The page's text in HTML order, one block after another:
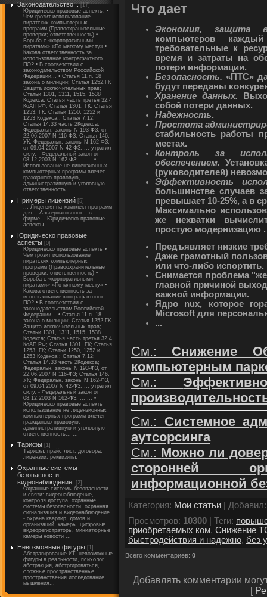
Законодательство... [17]
Юридическо правовые аспекты: •
Чем грозит использование
пиратских компьютерных
программ (Правоохранительные
проверки; ответственность) •
Борьба с «корпоративными
пиратами» «По мягкому месту» •
Какова ответственность за
использование контрафактного
ПО? • В соответствии с
законодательством Российской
Федерации... • Cтатья 11.п. 18
закона о милиции; Статья 1252.ГК
Защита исключительных прав;
Статьи 1301, 1311, 1515, 1538
Кодекса; Статья часть третья 32.4
КоАП РФ; Статья 1301. ГК; Статья
1253. ГК; Статьи 1250, 1252 и
1253 Кодекса.; Статья 7.12;
Статья 14.33 часть 2Кодекса;
Федеральн. законы N 193-ФЗ, от
22.06.2007 N 116-ФЗ; Статья 146.
УК; Федеральн. законы N 162-ФЗ,
от 09.04.2007 N 42-ФЗ; ... утратил
силу. - Федеральный закон от
08.12.2003 N 162-ФЗ; ... ... •
Использование не лицензионных
компьютерных программ влечет
гражданско-правовую,
административную и уголовную
ответственность... ...
Примеры лицензий [5]
... Лицензия на комплект программ
для... Альтернативного... в
фирме... Юридическо правовые
аспекты...
Юридическо правовые
аспекты [0]
Юридическо правовые аспекты •
Чем грозит использование
пиратских компьютерных
программ (Правоохранительные
проверки; ответственность) •
Борьба с «корпоративными
пиратами» «По мягкому месту» •
Какова ответственность за
использование контрафактного
ПО? • В соответствии с
законодательством Российской
Федерации... • Cтатья 11.п. 18
закона о милиции; Статья 1252.ГК
Защита исключительных прав;
Статьи 1301, 1311, 1515, 1538
Кодекса; Статья часть третья 32.4
КоАП РФ; Статья 1301. ГК; Статья
1253. ГК; Статьи 1250, 1252 и
1253 Кодекса.; Статья 7.12;
Статья 14.33 часть 2Кодекса;
Федеральн. законы N 193-ФЗ, от
22.06.2007 N 116-ФЗ; Статья 146.
УК; Федеральн. законы N 162-ФЗ,
от 09.04.2007 N 42-ФЗ; ... утратил
силу. - Федеральный закон от
08.12.2003 N 162-ФЗ; ... ... •
Юридическо правовые аспекты
использование не лицензионных
компьютерных программ влечет
гражданско-правовую,
административную и уголовную
ответственность... ...
Тарифы [1]
Тарифы, прайс лист, договора,
лицензии, реквизиты,
Охранные системы
безопасности,
видеонаблюдение.
[2]
Охранные системы безопасности
и связи: видеонаблюдение,
контроля доступа, охранные
системы безопасности, охранная
сигнализация и видеонаблюдение
- охрана квартир, домов и
организаций, камеры, цифровые
видеорегистраторы, миниатюрные
камеры новости ...
Невозможные фигуры [1]
Абстрагирование ИТ, невозможные
фигуры в реальности, психолог,
абстракция, абстргироваться,
сложные пространственные
пространствения исследование
мышления...
Что дает
Экономия, защита
компьютеров
требовательные к
время и затраты на
потери информации.
Безопасность. «ПТС»
будут переданы
Хранение данных.
собой потери данных.
Надежность.
Простота
стабильность работы
местах.
Контроль за
обеспечением.
(руководителей)
Эффективность
большинстве случаев
превышает 10-25%, а в
Максимально
же нехватки
простую модернизацию .
Предъявляет низкие
Даже грамотный
или что-либо испортить.
Снимается проблема
главной причиной
важной информации.
Ядро nux, которое
Microsoft для
...
См.: Снижение
компьютерным
См.:
См.: Системное
аутсорсинга
См.: Можно ли
сторонней
информационной
Категория: Мои статьи Добавил
Просмотров: 10300 Теги:
приобретаемых ком, Снижение
быстродействия и надежно, без
Всего комментариев: 0
Добавлять комментарии
[